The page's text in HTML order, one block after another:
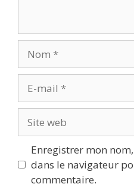
mail
web
Enregistrer mon
dans le navigateur
commentaire.